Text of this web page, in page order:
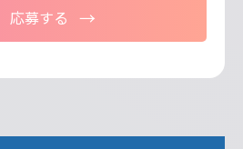
応募する